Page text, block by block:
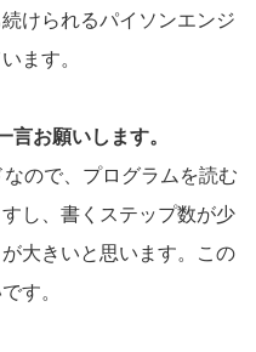
けられるパイソンエンジ
ます。
お願いします。
ので、プログラムを読む
し、書くステップ数が少
大きいと思います。この
す。